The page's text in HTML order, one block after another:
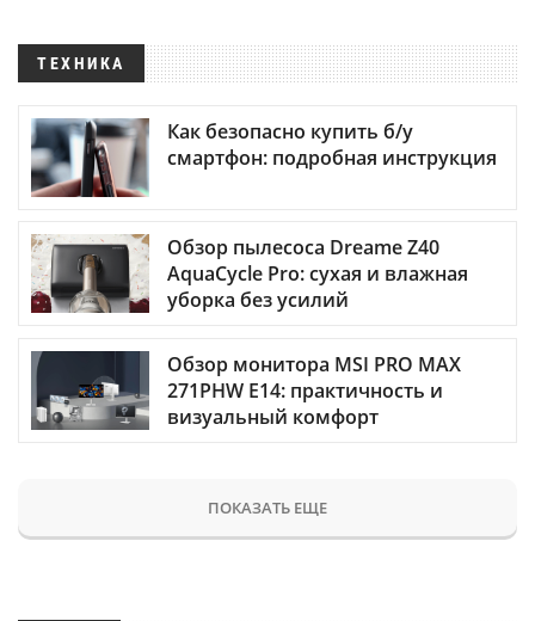
ТЕХНИКА
Как безопасно купить б/у
смартфон: подробная инструкция
Обзор пылесоса Dreame Z40
AquaCycle Pro: сухая и влажная
уборка без усилий
Обзор монитора MSI PRO MAX
271PHW E14: практичность и
визуальный комфорт
ПОКАЗАТЬ ЕЩЕ